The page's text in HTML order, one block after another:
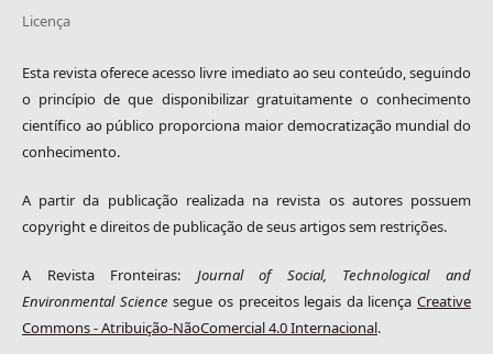
Licença
Esta revista oferece acesso livre imediato ao seu conteúdo, seguindo
o princípio de que disponibilizar gratuitamente o conhecimento
científico ao público proporciona maior democratização mundial do
conhecimento.
A partir da publicação realizada na revista os autores possuem
copyright e direitos de publicação de seus artigos sem restrições.
A Revista Fronteiras: Journal of Social, Technological and
Environmental Science segue os preceitos legais da licençaCreative
Commons - Atribuição-NãoComercial 4.0 Internacional.